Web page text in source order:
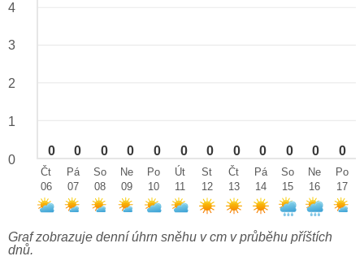
0 0 0 0 0 0 0 0 0 0 0 0
4
3
2
1
0
Čt
06
Pá
07
So
08
Ne
09
Po
10
Út
11
St
12
Čt
13
Pá
14
So
15
Ne
16
Po
17
Graf zobrazuje denní úhrn sněhu v cm v průběhu příštích
dnů.